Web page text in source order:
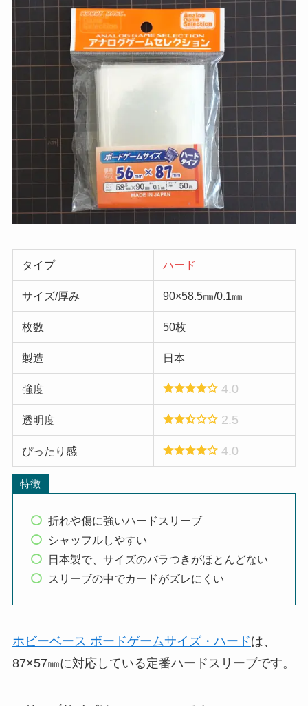
タイプ ハード
サイズ/厚み 90×58.5㎜/0.1㎜
枚数 50枚
製造 日本
強度 4.0
透明度 2.5
ぴったり感 4.0
特徴
折れや傷に強いハードスリーブ
シャッフルしやすい
日本製で、サイズのバラつきがほとんどない
スリーブの中でカードがズレにくい
ホビーベース ボードゲームサイズ・ハードは、
87×57㎜に対応している定番ハードスリーブです。